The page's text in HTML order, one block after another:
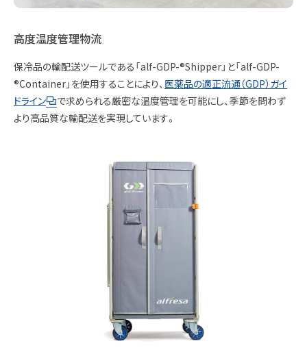
高度温度管理物流
保冷品の輸配送ツールである「alf-GDP-®Shipper」と「alf-GDP-
®Container」を使用することにより、 医薬品の適正流通（GDP）ガイ
ドライン
で求められる厳密な温度管理を可能にし、季節を問わず
より高品質な輸配送を実現しています。